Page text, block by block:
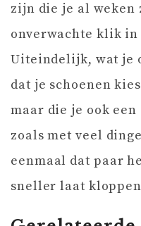
zijn die je al weken
onverwachte klik in
Uiteindelijk, wat je
dat je schoenen
maar die je ook een
zoals met veel
eenmaal dat paar
sneller laat